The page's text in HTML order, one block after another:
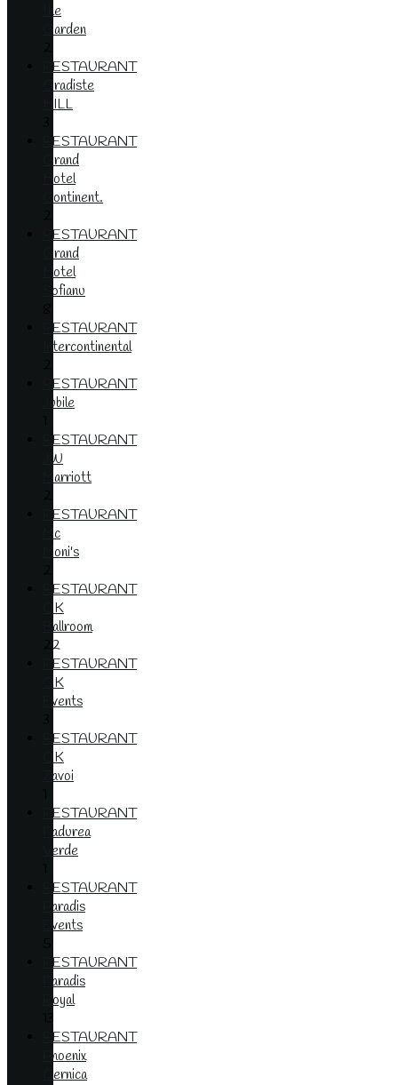
the
Garden
RESTAURANT
Gradiste
HILL
RESTAURANT
Grand
Hotel
Continent.
RESTAURANT
Grand
Hotel
Sofianu
RESTAURANT
Intercontinental
RESTAURANT
Jubile
RESTAURANT
JW
Marriott
RESTAURANT
Mc
Moni's
RESTAURANT
OK
Ballroom
22
RESTAURANT
OK
Events
RESTAURANT
OK
Zavoi
RESTAURANT
Padurea
Verde
RESTAURANT
Paradis
Events
RESTAURANT
Paradis
Royal
RESTAURANT
Phoenix
Cernica